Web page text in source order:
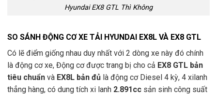
Hyundai EX8 GTL Thì Không
SO SÁNH ĐỘNG CƠ XE TẢI HYUNDAI EX8L VÀ EX8 GTL
Có lẽ điểm giống nhau duy nhất với 2 dòng xe này đó chính
là động cơ xe, Động cơ được trang bị cho cả EX8 GTL bản
tiêu chuẩn và EX8L bản đủ là động cơ Diesel 4 kỳ, 4 xilanh
thẳng hàng, có dung tích xi lanh 2.891cc sản sinh công suất